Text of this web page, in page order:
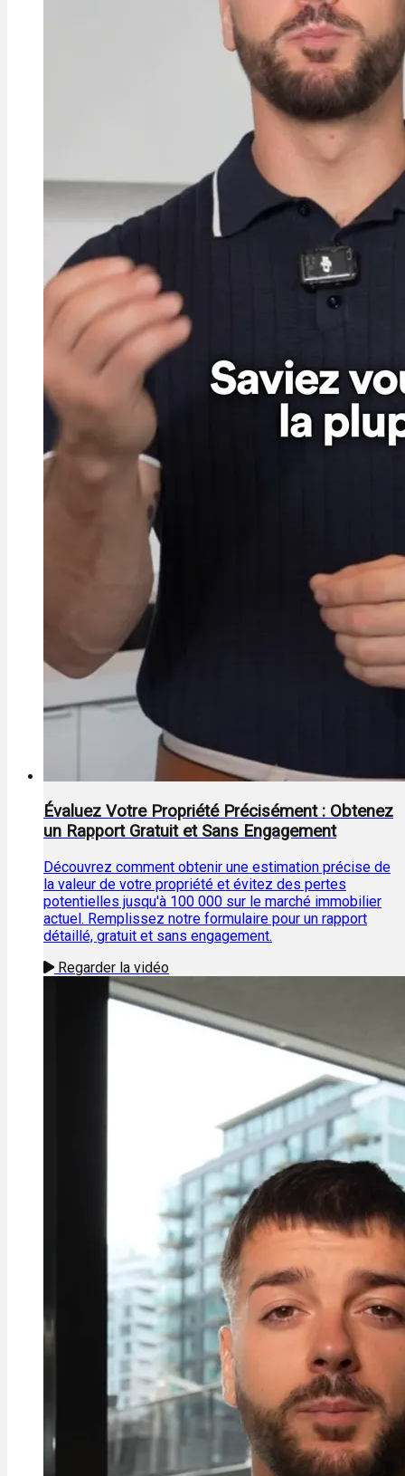
Évaluez Votre Propriété Précisément : Obtenez
un Rapport Gratuit et Sans Engagement
Découvrez comment obtenir une estimation précise de
la valeur de votre propriété et évitez des pertes
potentielles jusqu'à 100 000 sur le marché immobilier
actuel. Remplissez notre formulaire pour un rapport
détaillé, gratuit et sans engagement.
Regarder la vidéo